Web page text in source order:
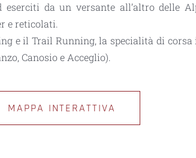
da un versante all’altro delle
e reticolati.
e ilTrail Running, la specialità di
Canosio e Acceglio).
MAPPA INTERATTIVA